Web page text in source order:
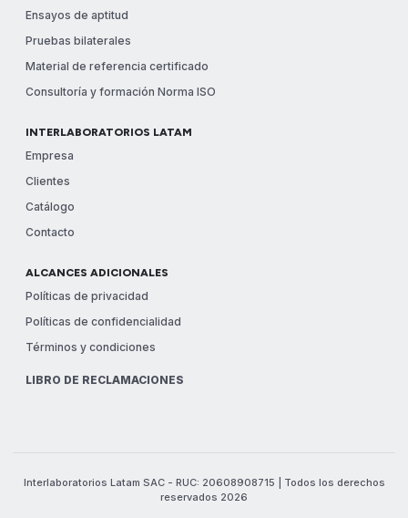
Ensayos de aptitud
Pruebas bilaterales
Material de referencia certificado
Consultoría y formación Norma ISO
INTERLABORATORIOS LATAM
Empresa
Clientes
Catálogo
Contacto
ALCANCES ADICIONALES
Políticas de privacidad
Políticas de confidencialidad
Términos y condiciones
LIBRO DE RECLAMACIONES
Interlaboratorios Latam SAC - RUC: 20608908715 | Todos los derechos
reservados 2026